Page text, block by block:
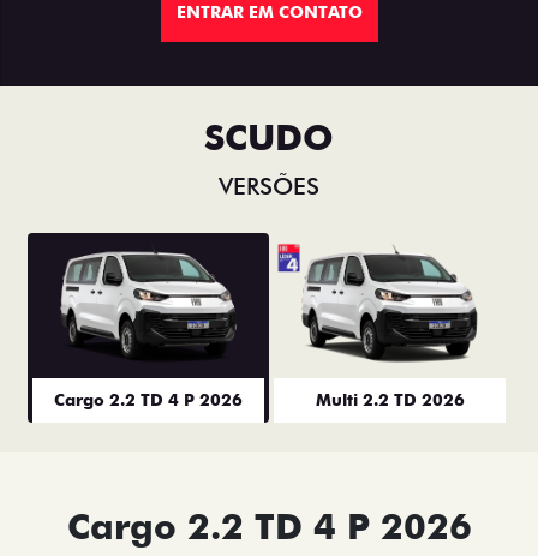
ENTRAR EM CONTATO
SCUDO
VERSÕES
Cargo 2.2 TD 4 P 2026 Multi 2.2 TD 2026
Cargo 2.2 TD 4 P 2026